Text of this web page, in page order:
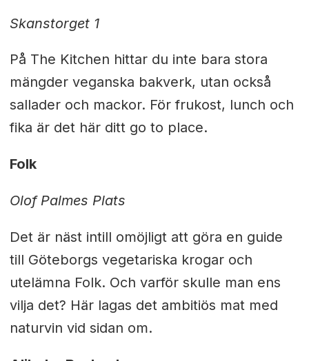
Skanstorget 1
På The Kitchen hittar du inte bara stora
mängder veganska bakverk, utan också
sallader och mackor. För frukost, lunch och
fika är det här ditt go to place.
Folk
Olof Palmes Plats
Det är näst intill omöjligt att göra en guide
till Göteborgs vegetariska krogar och
utelämna Folk. Och varför skulle man ens
vilja det? Här lagas det ambitiös mat med
naturvin vid sidan om.